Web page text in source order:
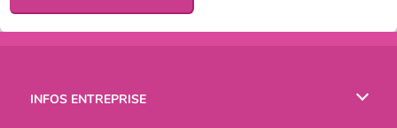
INFOS ENTREPRISE